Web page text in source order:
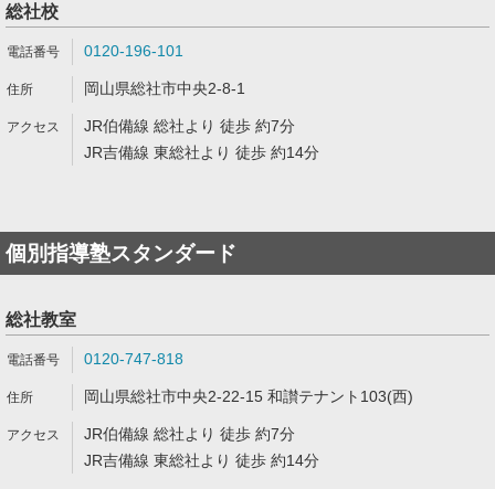
総社校
0120-196-101
岡山県総社市中央2-8-1
JR伯備線 総社より 徒歩 約7分
JR吉備線 東総社より 徒歩 約14分
個別指導塾スタンダード
総社教室
0120-747-818
岡山県総社市中央2-22-15 和讃テナント103(西)
JR伯備線 総社より 徒歩 約7分
JR吉備線 東総社より 徒歩 約14分